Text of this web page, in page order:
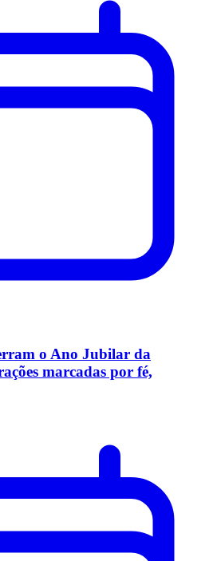
o Ano Jubilar da
marcadas por fé,